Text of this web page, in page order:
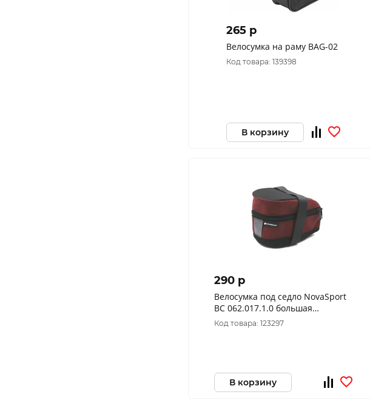
265 p
Велосумка на раму BAG-02
Код товара: 139398
В корзину
290 p
Велосумка под седло NovaSport
ВС 062.017.1.0 большая
(Красный)
Код товара: 123297
В корзину